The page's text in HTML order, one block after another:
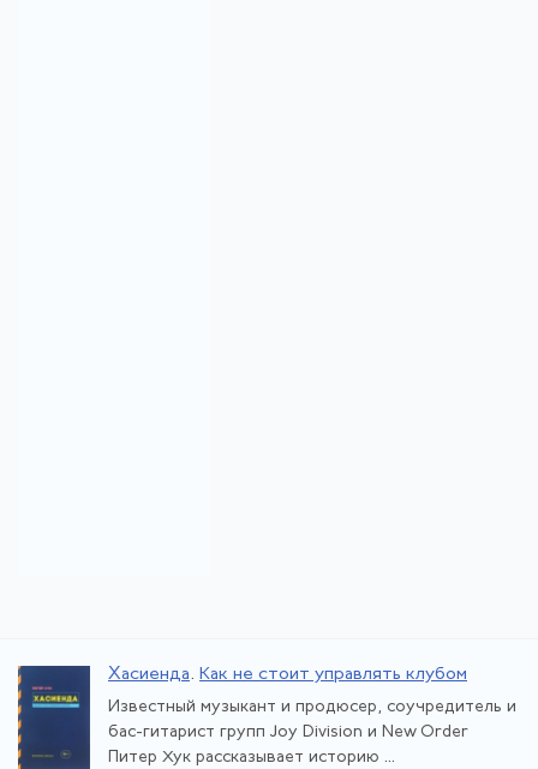
Хасиенда. Как не стоит управлять клубом
Известный музыкант и продюсер, соучредитель и
бас-гитарист групп Joy Division и New Order
Питер Хук рассказывает историю ...